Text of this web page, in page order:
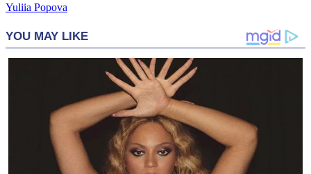
Yuliia Popova